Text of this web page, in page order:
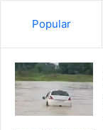
Popular